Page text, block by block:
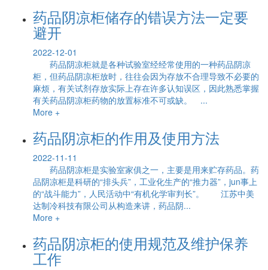
药品阴凉柜储存的错误方法一定要
避开
2022-12-01
药品阴凉柜就是各种试验室经经常使用的一种药品阴凉
柜，但药品阴凉柜放时，往往会因为存放不合理导致不必要的
麻烦，有关试剂存放实际上存在许多认知误区，因此熟悉掌握
有关药品阴凉柜药物的放置标准不可或缺。 ...
More +
药品阴凉柜的作用及使用方法
2022-11-11
药品阴凉柜是实验室家俱之一，主要是用来贮存药品。药
品阴凉柜是科研的“排头兵”，工业化生产的“推力器”，jun事上
的“战斗能力”，人民活动中“有机化学审判长”。 江苏中美
达制冷科技有限公司从构造来讲，药品阴...
More +
药品阴凉柜的使用规范及维护保养
工作